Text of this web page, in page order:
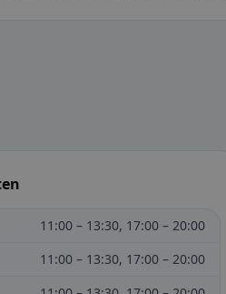
11:00 – 13:30, 17:00 – 20:00
11:00 – 13:30, 17:00 – 20:00